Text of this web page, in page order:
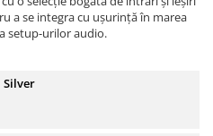
a se integra cu ușurință în marea
setup-urilor audio.
Silver